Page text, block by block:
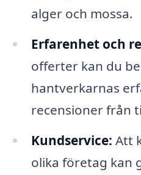
alger och mossa.
Erfarenhet och
offerter kan du
hantverkarnas
recensioner från
Kundservice: Att
olika företag kan